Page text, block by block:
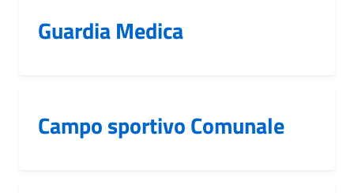
Guardia Medica
Campo sportivo Comunale